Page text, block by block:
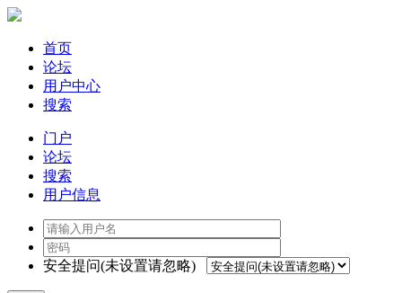
首页
论坛
用户中心
搜索
门户
论坛
搜索
用户信息
安全提问(未设置请忽略)